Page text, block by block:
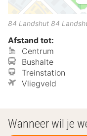
84 Landshut 84
Afstand tot:
Centrum
Bushalte
Treinstation
Vliegveld
Wanneer wil je